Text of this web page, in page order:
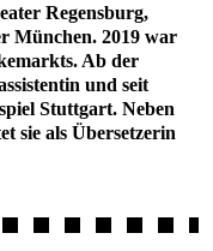
Regensburg,
München. 2019 war
Ab der
und seit
Stuttgart. Neben
sie als Übersetzerin